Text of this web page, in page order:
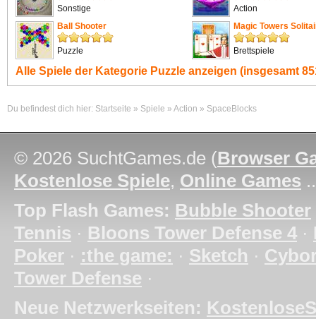
Sonstige
Action
Ball Shooter
Puzzle
Magic Towers
Brettspiele
Alle Spiele der Kategorie Puzzle anzeigen (insgesamt
Du befindest dich hier: Startseite » Spiele » Action » SpaceBlocks
© 2026 SuchtGames.de (Browser
Kostenlose Spiele, Online Games
Top Flash Games: Bubble Shooter
Tennis · Bloons Tower Defense 4 ·
Poker · :the game: · Sketch ·
Tower Defense ·
Neue Netzwerkseiten: